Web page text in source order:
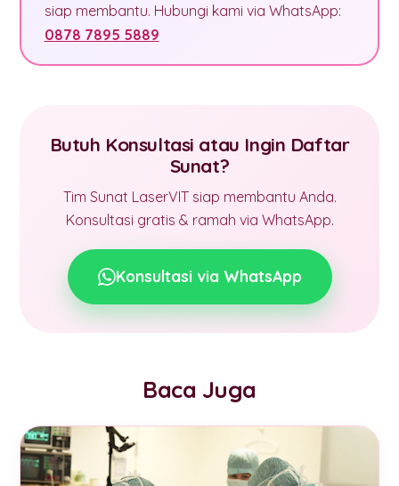
siap membantu. Hubungi kami via WhatsApp:
0878 7895 5889
Butuh Konsultasi atau Ingin Daftar
Sunat?
Tim Sunat LaserVIT siap membantu Anda.
Konsultasi gratis & ramah via WhatsApp.
Konsultasi via WhatsApp
Baca Juga